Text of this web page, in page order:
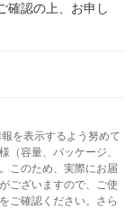
確認の上、お申し
を表示するよう努めて
（容量、パッケージ、
このため、実際にお届
ございますので、ご使
ご確認ください。さら